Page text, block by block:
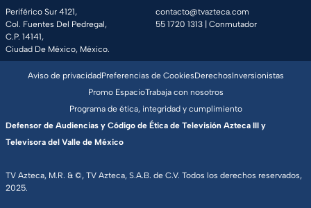
Periférico Sur 4121,
Col. Fuentes Del Pedregal,
C.P. 14141,
Ciudad De México, México.
contacto@tvazteca.com
55 1720 1313 | Conmutador
TV Azteca, M.R. & ©, TV Azteca, S.A.B. de C.V. Todos los derechos reservados,
2025.
Aviso de privacidadPreferencias de CookiesDerechosInversionistas
Promo EspacioTrabaja con nosotros
Programa de ética, integridad y cumplimiento
Defensor de Audiencias y Código de Ética de Televisión Azteca III y
Televisora del Valle de México